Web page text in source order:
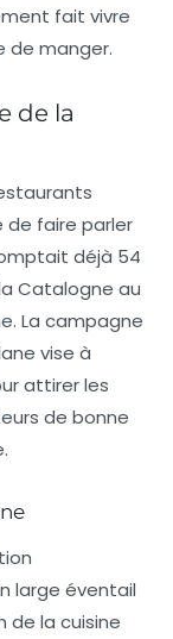
fait vivre
de manger.
de la
de faire parler
déjà 54
Catalogne au
La campagne
vise à
attirer les
de bonne
large éventail
de la cuisine